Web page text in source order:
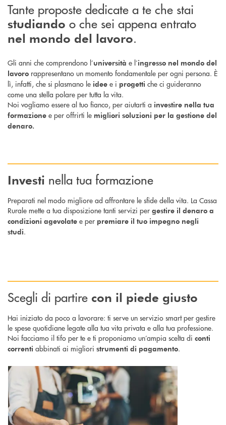
Tante proposte dedicate a te che stai
studiando o che sei appena entrato
nel mondo del lavoro.
Gli anni che comprendono l’università e l’ingresso nel mondo del
lavoro rappresentano un momento fondamentale per ogni persona. È
lì, infatti, che si plasmano le idee e i progetti che ci guideranno
come una stella polare per tutta la vita.
Noi vogliamo essere al tuo fianco, per aiutarti a investire nella tua
formazione e per offrirti le migliori soluzioni per la gestione del
denaro.
Investi nella tua formazione
Preparati nel modo migliore ad affrontare le sfide della vita. La Cassa
Rurale mette a tua disposizione tanti servizi per gestire il denaro a
condizioni agevolate e per premiare il tuo impegno negli
studi.
Scegli di partire con il piede giusto
Hai iniziato da poco a lavorare: ti serve un servizio smart per gestire
le spese quotidiane legate alla tua vita privata e alla tua professione.
Noi facciamo il tifo per te e ti proponiamo un’ampia scelta di conti
correnti abbinati ai migliori strumenti di pagamento.
Scopri di più Carte di debito : il modo più comodo per pagare, anche